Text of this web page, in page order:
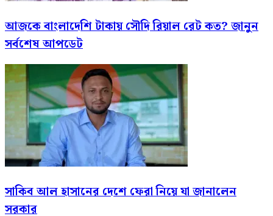
আজকে বাংলাদেশি টাকায় সৌদি রিয়াল রেট কত? জানুন
সর্বশেষ আপডেট
সাকিব আল হাসানের দেশে ফেরা নিয়ে যা জানালেন
সরকার